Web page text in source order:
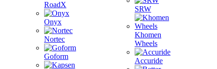
RoadX
Onyx
Nortec
Goform
SRW
Khomen
Wheels
Accuride